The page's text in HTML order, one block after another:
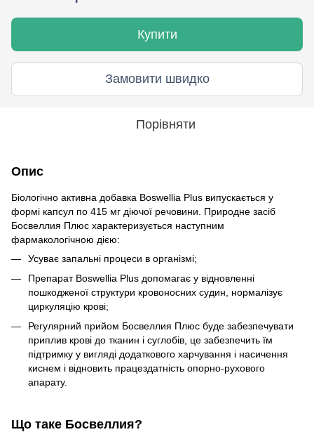
Купити
Замовити швидко
Порівняти
Опис
Біологічно активна добавка Boswellia Plus випускається у
формі капсул по 415 мг діючої речовини. Природне засіб
Босвеллия Плюс характеризується наступним
фармакологічною дією:
Усуває запальні процеси в організмі;
Препарат Boswellia Plus допомагає у відновленні
пошкодженої структури кровоносних судин, нормалізує
циркуляцію крові;
Регулярний прийом Босвеллия Плюс буде забезпечувати
приплив крові до тканин і суглобів, це забезпечить їм
підтримку у вигляді додаткового харчування і насичення
киснем і відновить працездатність опорно-рухового
апарату.
Що таке Босвеллия?